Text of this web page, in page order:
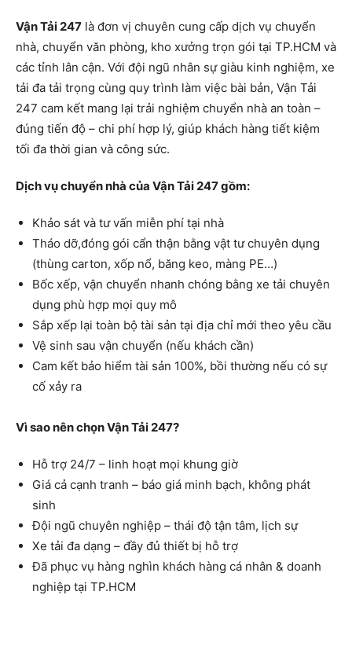
Vận Tải 247 là đơn vị chuyên cung cấp dịch vụ chuyển
nhà, chuyển văn phòng, kho xưởng trọn gói tại TP.HCM và
các tỉnh lân cận. Với đội ngũ nhân sự giàu kinh nghiệm, xe
tải đa tải trọng cùng quy trình làm việc bài bản, Vận Tải
247 cam kết mang lại trải nghiệm chuyển nhà an toàn –
đúng tiến độ – chi phí hợp lý, giúp khách hàng tiết kiệm
tối đa thời gian và công sức.
Dịch vụ chuyển nhà của Vận Tải 247 gồm:
Khảo sát và tư vấn miễn phí tại nhà
Tháo dỡ,đóng gói cẩn thận bằng vật tư chuyên dụng
(thùng carton, xốp nổ, băng keo, màng PE…)
Bốc xếp, vận chuyển nhanh chóng bằng xe tải chuyên
dụng phù hợp mọi quy mô
Sắp xếp lại toàn bộ tài sản tại địa chỉ mới theo yêu cầu
Vệ sinh sau vận chuyển (nếu khách cần)
Cam kết bảo hiểm tài sản 100%, bồi thường nếu có sự
cố xảy ra
Vì sao nên chọn Vận Tải 247?
Hỗ trợ 24/7 – linh hoạt mọi khung giờ
Giá cả cạnh tranh – báo giá minh bạch, không phát
sinh
Đội ngũ chuyên nghiệp – thái độ tận tâm, lịch sự
Xe tải đa dạng – đầy đủ thiết bị hỗ trợ
Đã phục vụ hàng nghìn khách hàng cá nhân & doanh
nghiệp tại TP.HCM